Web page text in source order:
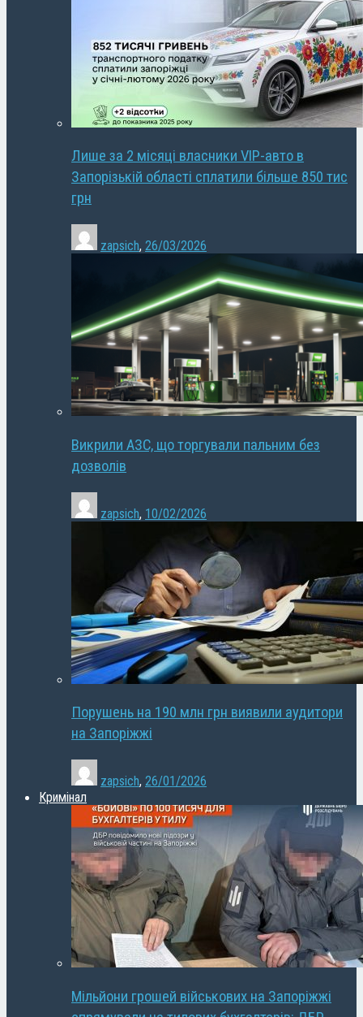
Лише за 2 місяці власники VIP-авто в
Запорізькій області сплатили більше 850 тис
грн
zapsich, 26/03/2026
Викрили АЗС, що торгували пальним без
дозволів
zapsich, 10/02/2026
Порушень на 190 млн грн виявили аудитори
на Запоріжжі
zapsich, 26/01/2026
Кримінал
Мільйони грошей військових на Запоріжжі